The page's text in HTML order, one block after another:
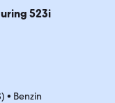
523i
• Benzin